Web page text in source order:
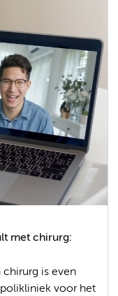
met chirurg:
chirurg is even
voor het